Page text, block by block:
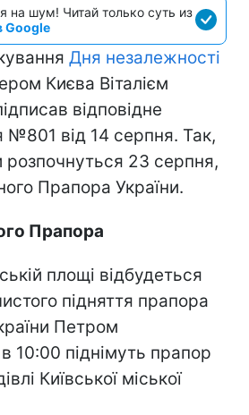
на шум! Читай только суть из
Google
Дня незалежності
Києва Віталієм
відповідне
від 14 серпня. Так,
розпочнуться 23 серпня,
Прапора України.
Прапора
площі відбудеться
підняття прапора
Петром
10:00 піднімуть прапор
Київської міської